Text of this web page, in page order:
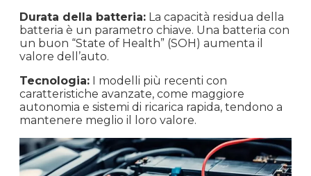
Durata della batteria: La capacità residua della
batteria è un parametro chiave. Una batteria con
un buon “State of Health” (SOH) aumenta il
valore dell’auto.
Tecnologia: I modelli più recenti con
caratteristiche avanzate, come maggiore
autonomia e sistemi di ricarica rapida, tendono a
mantenere meglio il loro valore.